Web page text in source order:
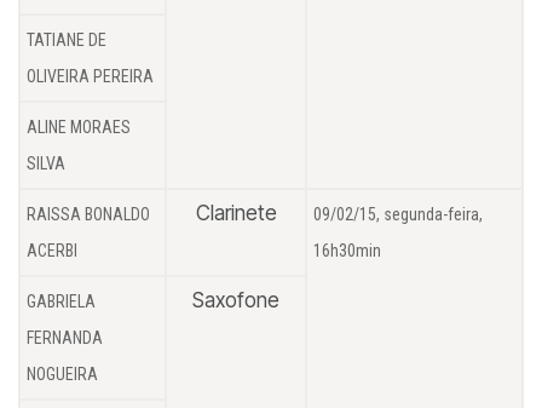
TATIANE DE
OLIVEIRA PEREIRA
ALINE MORAES
SILVA
RAISSA BONALDO
ACERBI
Clarinete
09/02/15, segunda-feira,
16h30min
GABRIELA
FERNANDA
NOGUEIRA
Saxofone